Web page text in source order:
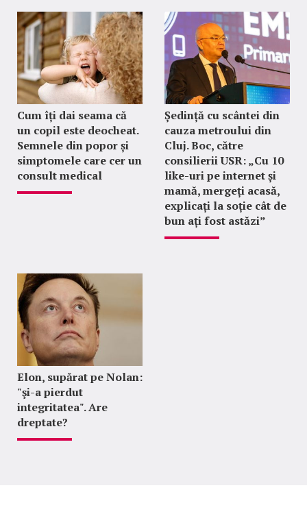
Cum îți dai seama că
un copil este deocheat.
Semnele din popor și
simptomele care cer un
consult medical
Ședință cu scântei din
cauza metroului din
Cluj. Boc, către
consilierii USR: „Cu 10
like-uri pe internet și
mamă, mergeți acasă,
explicați la soție cât de
bun ați fost astăzi”
Elon, supărat pe Nolan:
"şi-a pierdut
integritatea". Are
dreptate?